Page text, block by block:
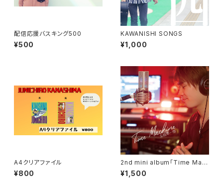
配信応援バスキング500
¥500
KAWANISHI SONGS
¥1,000
A4クリアファイル
¥800
2nd mini album「Time Mac
hine」
¥1,500